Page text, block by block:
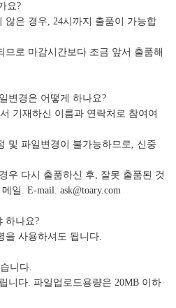
요?
않은 경우, 24시까지 출품이 가능합
로 마감시간보다 조금 앞서 출품해
변경은 어떻게 하나요?
기재하신 이름과 연락처로 참여여
및 파일변경이 불가능하므로, 신중
우 다시 출품하신 후, 잘못 출품된 것
일. E-mail. ask@toary.com
하나요?
을 사용하셔도 됩니다.
니다.
니다. 파일업로드용량은 20MB 이하